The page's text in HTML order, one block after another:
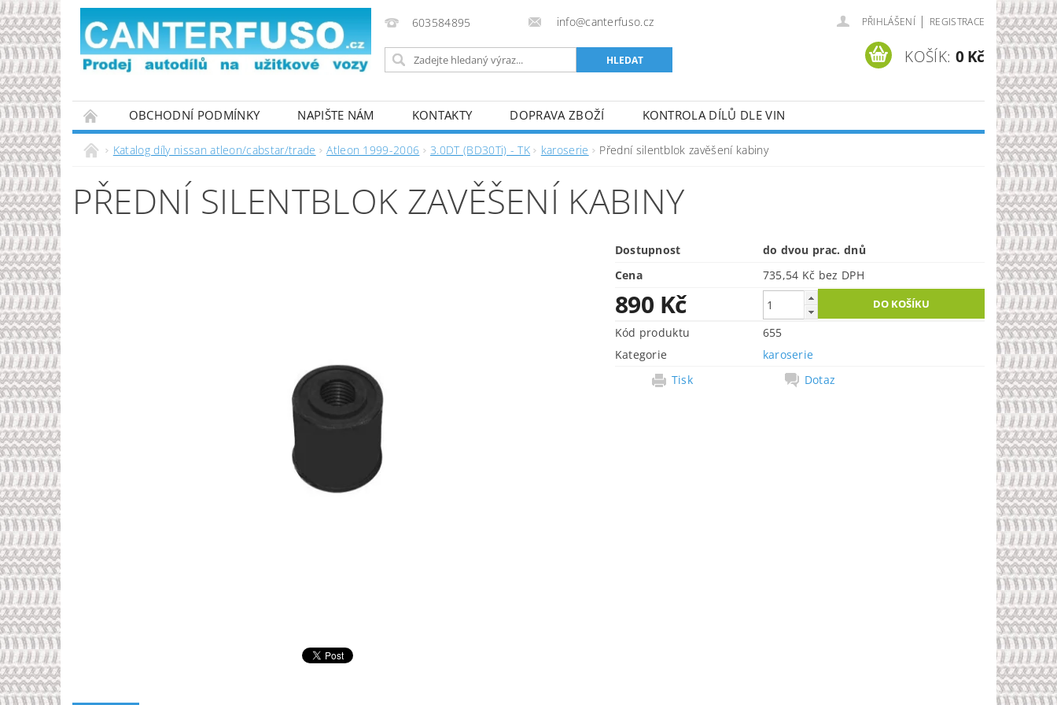
603584895 info@canterfuso.cz PŘIHLÁŠENÍ | REGISTRACE
KOŠÍK: 0 Kč
OBCHODNÍ PODMÍNKY NAPIŠTE NÁM KONTAKTY DOPRAVA ZBOŽÍ
KONTROLA DÍLŮ DLE VIN
PODMÍNKY OCHRANY OSOBNÍCH ÚDAJŮ
Katalog díly nissan atleon/cabstar/trade Atleon 1999-2006 3.0DT (BD30Ti) - TK karoserie Přední silentblok zavěšení kabiny
PŘEDNÍ SILENTBLOK ZAVĚŠENÍ KABINY
Dostupnost
do dvou prac. dnů
Cena
735,54 Kč bez DPH
890 Kč
Kód produktu
655
Kategorie
karoserie
Tisk
Dotaz